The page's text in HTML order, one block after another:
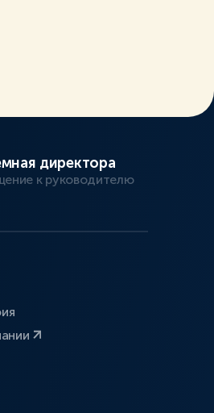
директора
к руководителю